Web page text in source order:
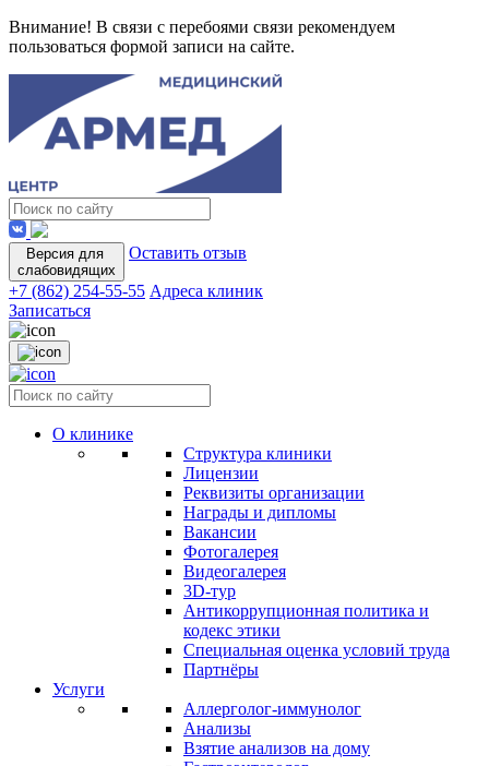
Внимание! В связи с перебоями связи рекомендуем
пользоваться формой записи на сайте.
Версия для
слабовидящих
Оставить отзыв
+7 (862) 254-55-55 Адреса клиник
Записаться
О клинике
Структура клиники
Лицензии
Реквизиты организации
Награды и дипломы
Вакансии
Фотогалерея
Видеогалерея
3D-тур
Антикоррупционная политика и
кодекс этики
Специальная оценка условий труда
Партнёры
Услуги
Аллерголог-иммунолог
Анализы
Взятие анализов на дому